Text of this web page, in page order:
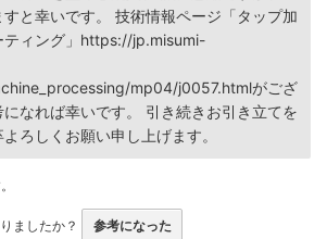
と幸いです。 技術情報ページ「タップ加
ティング」https://jp.misumi-
mp04/j0057.htmlがござ
なれば幸いです。 引き続きお引き立てを
ろしくお願い申し上げます。
ましたか？ 参考になった